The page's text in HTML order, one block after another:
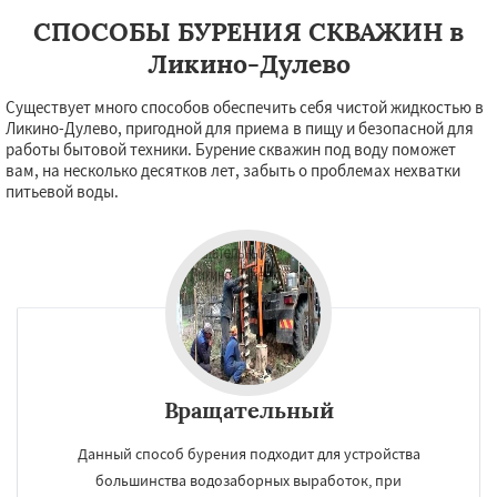
Работаем по
×
СПОСОБЫ БУРЕНИЯ СКВАЖИН в
Ликино-Дулево
Существует много способов обеспечить себя чистой жидкостью в
Ликино-Дулево, пригодной для приема в пищу и безопасной для
работы бытовой техники. Бурение скважин под воду поможет
вам, на несколько десятков лет, забыть о проблемах нехватки
питьевой воды.
Вращательный
Данный способ бурения подходит для устройства
большинства водозаборных выработок, при
УЗНАТЬ ПОДРОБНЕЕ ×